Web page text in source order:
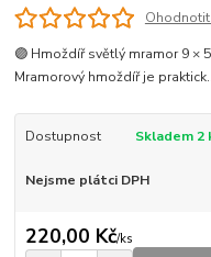
🟣 Hmoždíř světlý mramor 9 ×
Mramorový hmoždíř je
Dostupnost Skladem 2
Nejsme plátci DPH
220,00 Kč/ks